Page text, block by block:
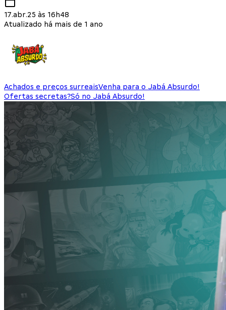
17.abr.25 às 16h48
Atualizado há mais de 1 ano
Achados e preços surreaisVenha para o Jabá Absurdo!
Ofertas secretas?Só no Jabá Absurdo!